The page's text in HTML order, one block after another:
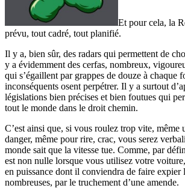
Et pour cela, la
prévu, tout cadré, tout planifié.
Il y a, bien sûr, des radars qui permettent de
y a évidemment des cerfas, nombreux,
qui s’égaillent par grappes de douze à chaque
inconséquents osent perpétrer. Il y a surtout
législations bien précises et bien foutues qui
tout le monde dans le droit chemin.
C’est ainsi que, si vous roulez trop vite, même
danger, même pour rire, crac, vous serez
monde sait que la vitesse tue. Comme, par
est non nulle lorsque vous utilisez votre
en puissance dont il conviendra de faire expier
nombreuses, par le truchement d’une amende.